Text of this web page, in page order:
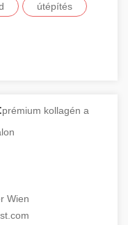
útépítés
prémium kollagén a
Wien